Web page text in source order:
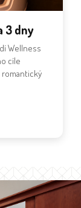
3 dny
Wellness
cíle
romantický